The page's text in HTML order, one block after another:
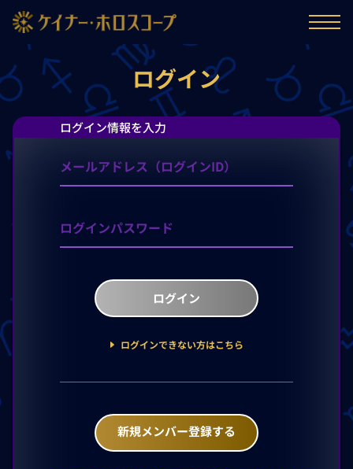
ログイン
ログイン情報を入力
ログイン
ログインできない方はこちら
新規メンバー登録する